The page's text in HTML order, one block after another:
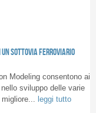
un sottovia ferroviario
Modeling consentono ai
sviluppo delle varie
leggi tutto